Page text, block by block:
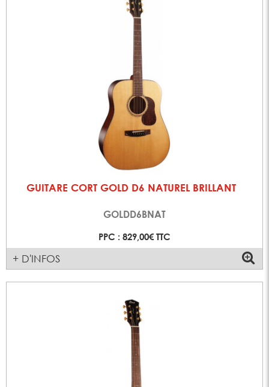
GUITARE CORT GOLD D6 NATUREL BRILLANT
GOLDD6BNAT
PPC : 829,00€ TTC
+ D'INFOS